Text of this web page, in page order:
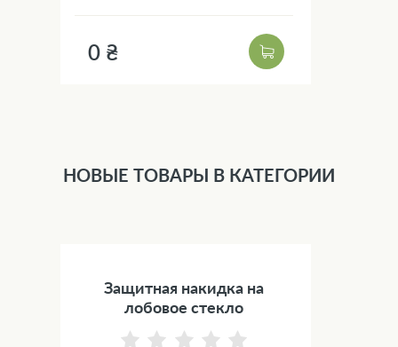
0 ₴
НОВЫЕ ТОВАРЫ В КАТЕГОРИИ
Защитная накидка на
лобовое стекло